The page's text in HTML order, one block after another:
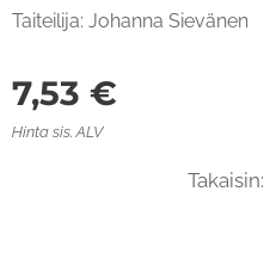
Taiteilija: Johanna Sievänen
7,53 €
Hinta sis. ALV
Takaisin: